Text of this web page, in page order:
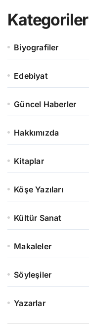
Kategoriler
Biyografiler
Edebiyat
Güncel Haberler
Hakkımızda
Kitaplar
Köşe Yazıları
Kültür Sanat
Makaleler
Söyleşiler
Yazarlar